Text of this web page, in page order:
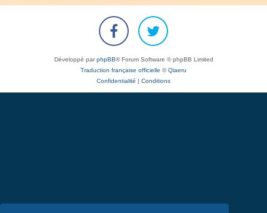
Développé parphpBB® Forum Software © phpBB Limited
Traduction française officielle ©Qiaeru
Confidentialité
Conditions